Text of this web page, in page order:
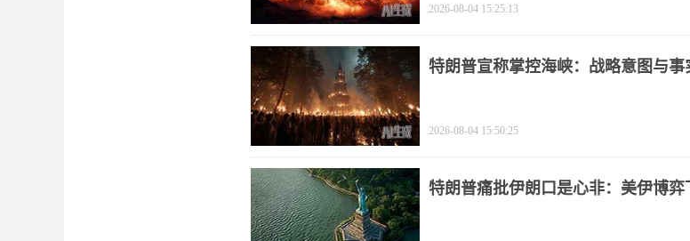
2026-08-04 15:25:13
特朗普宣称掌控海峡：战略意图与事
2026-08-04 15:50:25
特朗普痛批伊朗口是心非：美伊博弈